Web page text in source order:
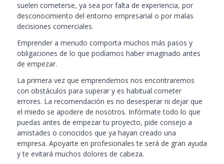
suelen cometerse, ya sea por falta de experiencia, por
desconocimiento del entorno empresarial o por malas
decisiones comerciales.
Emprender a menudo comporta muchos más pasos y
obligaciones de lo que podíamos haber imaginado antes
de empezar.
La primera vez que emprendemos nos encontraremos
con obstáculos para superar y es habitual cometer
errores. La recomendación es no desesperar ni dejar que
el miedo se apodere de nosotros. Infórmate todo lo que
puedas antes de empezar tu proyecto, pide consejo a
amistades o conocidos que ya hayan creado una
empresa. Apoyarte en profesionales te será de gran ayuda
y te evitará muchos dolores de cabeza.